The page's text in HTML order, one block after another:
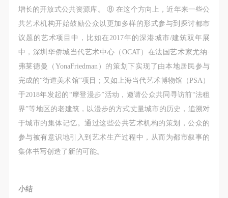
增长的开放式公共资源库。 ⑧ 在这个方向上，近年来一些公
共艺术机构开始鼓励公众以更加多样的形式参与到探讨都市
议题的艺术项目中，比如在2017年的深港城市/建筑双年展
中，深圳华侨城当代艺术中心（OCAT）在法国艺术家尤纳·
弗莱德曼（YonaFriedman）的策划下实现了由本地居民参与
完成的“街道美术馆”项目；又如上海当代艺术博物馆（PSA）
于2018年发起的“摩登漫步”活动，邀请公众共同寻访前“法租
界”等地区的老建筑，以漫步的方式丈量城市的历史，追溯对
于城市的集体记忆。通过这些公共艺术机构的策划，公众的
参与被有意识地引入到艺术生产过程中，从而为都市叙事的
集体书写创造了新的可能。
小结